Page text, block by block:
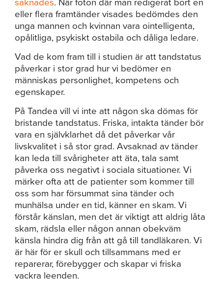
saknades. När foton där man redigerat bort en
eller flera framtänder visades bedömdes den
unga mannen och kvinnan vara ointelligenta,
opålitliga, psykiskt ostabila och dåliga ledare.
Vad de kom fram till i studien är att tandstatus
påverkar i stor grad hur vi bedömer en
människas personlighet, kompetens och
egenskaper.
På Tandea vill vi inte att någon ska dömas för
bristande tandstatus. Friska, intakta tänder bör
vara en självklarhet då det påverkar vår
livskvalitet i så stor grad. Avsaknad av tänder
kan leda till svårigheter att äta, tala samt
påverka oss negativt i sociala situationer. Vi
märker ofta att de patienter som kommer till
oss som har försummat sina tänder och
munhälsa under en tid, känner en skam. Vi
förstår känslan, men det är viktigt att aldrig låta
skam, rädsla eller någon annan obekväm
känsla hindra dig från att gå till tandläkaren. Vi
är här för er skull och tillsammans med er
reparerar, förebygger och skapar vi friska
vackra leenden.